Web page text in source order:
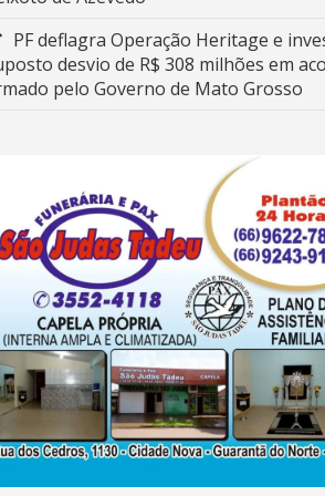
PF deflagra Operação Heritage e
desvio de R$ 308 milhões em
pelo Governo de Mato Grosso